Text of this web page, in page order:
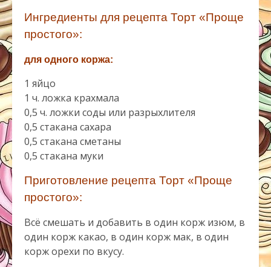
Ингредиенты для рецепта Торт «Проще
простого»:
для одного коржа:
1 яйцо
1 ч. ложка крахмала
0,5 ч. ложки соды или разрыхлителя
0,5 стакана сахара
0,5 стакана сметаны
0,5 стакана муки
Приготовление рецепта Торт «Проще
простого»:
Всё смешать и добавить в один корж изюм, в
один корж какао, в один корж мак, в один
корж орехи по вкусу.